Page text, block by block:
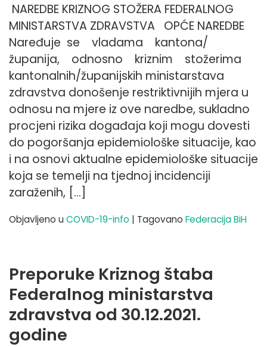
NAREDBE KRIZNOG STOŽERA FEDERALNOG
MINISTARSTVA ZDRAVSTVA OPĆE NAREDBE
Naređuje se vladama kantona/
županija, odnosno kriznim stožerima
kantonalnih/županijskih ministarstava
zdravstva donošenje restriktivnijih mjera u
odnosu na mjere iz ove naredbe, sukladno
procjeni rizika događaja koji mogu dovesti
do pogoršanja epidemiološke situacije, kao
i na osnovi aktualne epidemiološke situacije
koja se temelji na tjednoj incidenciji
zaraženih, […]
Objavljeno u COVID-19-info | Tagovano Federacija BiH
Preporuke Kriznog štaba
Federalnog ministarstva
zdravstva od 30.12.2021.
godine